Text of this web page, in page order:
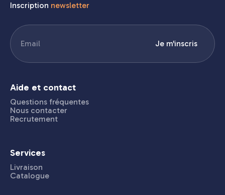
Inscription newsletter
E-
mail (Nécessaire) Je m'inscris
Aide et contact
Questions fréquentes
Nous contacter
Recrutement
Services
Livraison
Catalogue